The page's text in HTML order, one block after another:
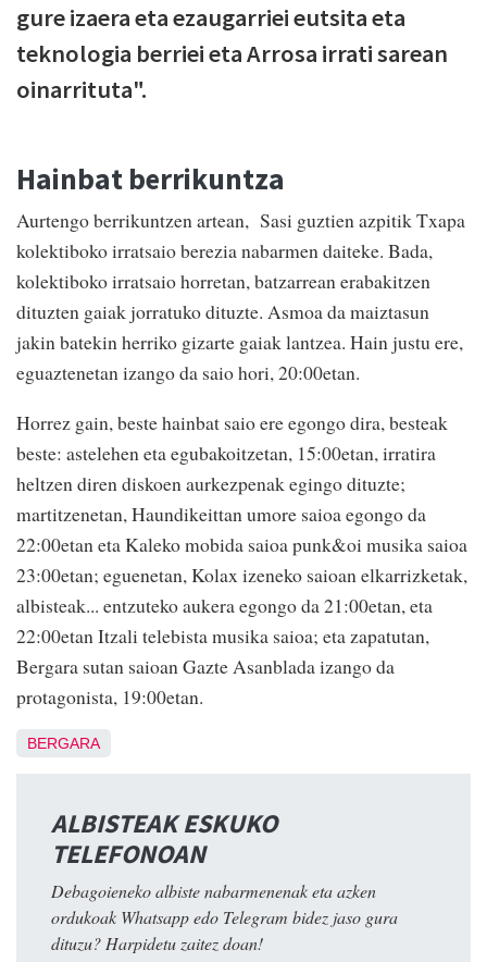
gure izaera eta ezaugarriei eutsita eta
teknologia berriei eta Arrosa irrati sarean
oinarrituta".
Hainbat berrikuntza
Aurtengo berrikuntzen artean, Sasi guztien azpitik Txapa
kolektiboko irratsaio berezia nabarmen daiteke. Bada,
kolektiboko irratsaio horretan, batzarrean erabakitzen
dituzten gaiak jorratuko dituzte. Asmoa da maiztasun
jakin batekin herriko gizarte gaiak lantzea. Hain justu ere,
eguaztenetan izango da saio hori, 20:00etan.
Horrez gain, beste hainbat saio ere egongo dira, besteak
beste: astelehen eta egubakoitzetan, 15:00etan, irratira
heltzen diren diskoen aurkezpenak egingo dituzte;
martitzenetan, Haundikeittan umore saioa egongo da
22:00etan eta Kaleko mobida saioa punk&oi musika saioa
23:00etan; eguenetan, Kolax izeneko saioan elkarrizketak,
albisteak... entzuteko aukera egongo da 21:00etan, eta
22:00etan Itzali telebista musika saioa; eta zapatutan,
Bergara sutan saioan Gazte Asanblada izango da
protagonista, 19:00etan.
BERGARA
ALBISTEAK ESKUKO
TELEFONOAN
Debagoieneko albiste nabarmenenak eta azken
ordukoak Whatsapp edo Telegram bidez jaso gura
dituzu? Harpidetu zaitez doan!